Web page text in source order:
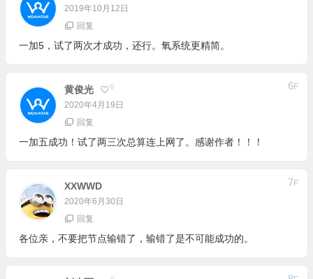
2019年10月12日
回复
一加5，试了两次才成功，还行。氧系统更精简。
黄俊光 0
2020年4月19日
6F
回复
一加五成功！试了两三次总算连上网了。感谢作者！！！
XXWWD
2020年6月30日
7F
回复
各位亲，不要把节点输错了，输错了是不可能成功的。